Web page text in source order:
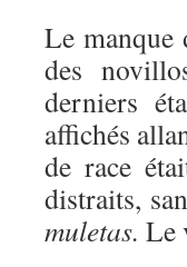
Le manque
des
derniers
affichés
de race
distraits,
muletas. Le